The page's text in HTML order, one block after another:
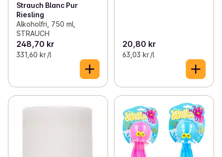
Strauch Blanc Pur
Riesling
Alkoholfri, 750 ml,
STRAUCH
248,70 kr
331,60 kr /l
20,80 kr
63,03 kr /l